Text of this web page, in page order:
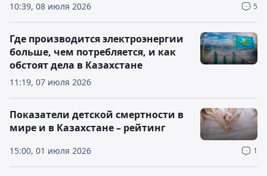
10:39, 08 июля 2026 5
11:19, 07 июля 2026
Где производится электроэнергии
больше, чем потребляется, и как
обстоят дела в Казахстане
15:00, 01 июля 2026 1
Показатели детской смертности в
мире и в Казахстане – рейтинг